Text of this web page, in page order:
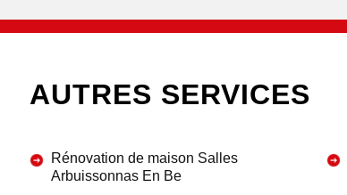
AUTRES SERVICES
Rénovation de maison Salles
Arbuissonnas En Be